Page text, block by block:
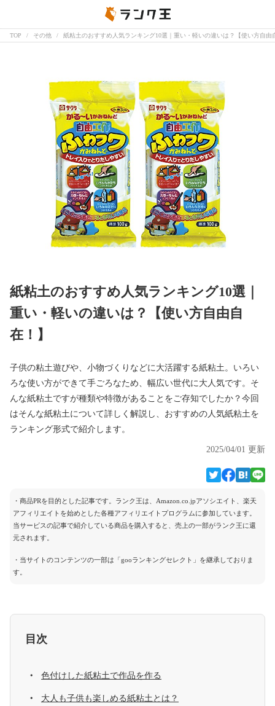
TOP その他 紙粘土のおすすめ人気ランキング10選｜重い・軽いの違いは？【使い方自由
紙粘土のおすすめ人気ランキング10選｜
重い・軽いの違いは？【使い方自由自
在！】
子供の粘土遊びや、小物づくりなどに大活躍する紙粘土。いろい
ろな使い方ができて手ごろなため、幅広い世代に大人気です。そ
んな紙粘土ですが種類や特徴があることをご存知でしたか？今回
はそんな紙粘土について詳しく解説し、おすすめの人気紙粘土を
ランキング形式で紹介します。
2025/04/01 更新
・商品PRを目的とした記事です。ランク王は、Amazon.co.jpアソシエイト、楽天
アフィリエイトを始めとした各種アフィリエイトプログラムに参加しています。
当サービスの記事で紹介している商品を購入すると、売上の一部がランク王に還
元されます。
・当サイトのコンテンツの一部は「gooランキングセレクト」を継承しておりま
す。
目次
色付けした紙粘土で作品を作る
大人も子供も楽しめる紙粘土とは？